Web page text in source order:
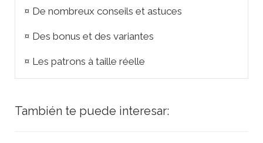
¤ De nombreux conseils et astuces
¤ Des bonus et des variantes
¤ Les patrons à taille réelle
También te puede interesar: